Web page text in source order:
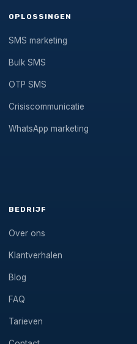
OPLOSSINGEN
SMS marketing
Bulk SMS
OTP SMS
Crisiscommunicatie
WhatsApp marketing
BEDRIJF
Over ons
Klantverhalen
Blog
FAQ
Tarieven